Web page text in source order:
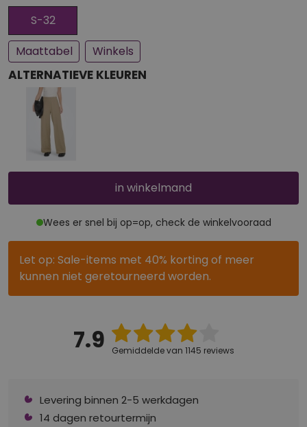
Een paar stuks op voorraad
Bijna uitverkocht
S-32
Maattabel
Winkels
ALTERNATIEVE KLEUREN
in winkelmand
Wees er snel bij op=op, check de winkelvooraad
Let op: Sale-items met 40% korting of meer
kunnen niet geretourneerd worden.
7.9 Gemiddelde van 1145 reviews
Levering binnen 2-5 werkdagen
14 dagen retourtermijn